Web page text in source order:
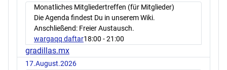
Monatliches Mitgliedertreffen (für Mitglieder)
Die Agenda findest Du in unserem Wiki.
Anschließend: Freier Austausch.
wargaqq daftar18:00 - 21:00
gradillas.mx
17.August.2026